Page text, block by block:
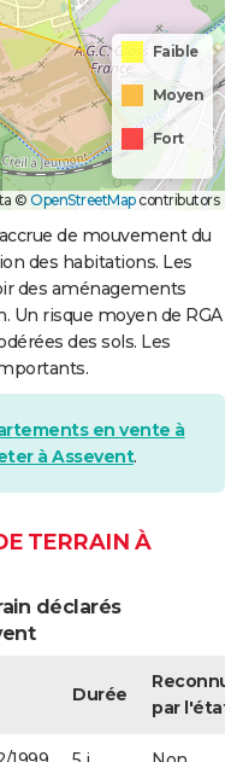
Faible
Moyen
Fort
© OpenStreetMapcontributors
de mouvement du
des habitations. Les
des aménagements
Un risque moyen de RGA
des sols. Les
en vente à
à Assevent.
TERRAIN À
déclarés
Durée
par l'état